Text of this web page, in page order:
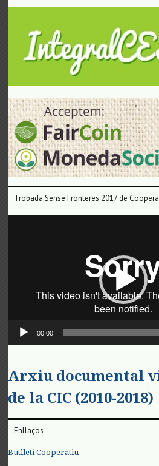
Trobada Sense Fronteres 2017 de
00:00
Arxiu documental
de la CIC (2010-2018)
Enllaços
Butlletí Cooperatiu